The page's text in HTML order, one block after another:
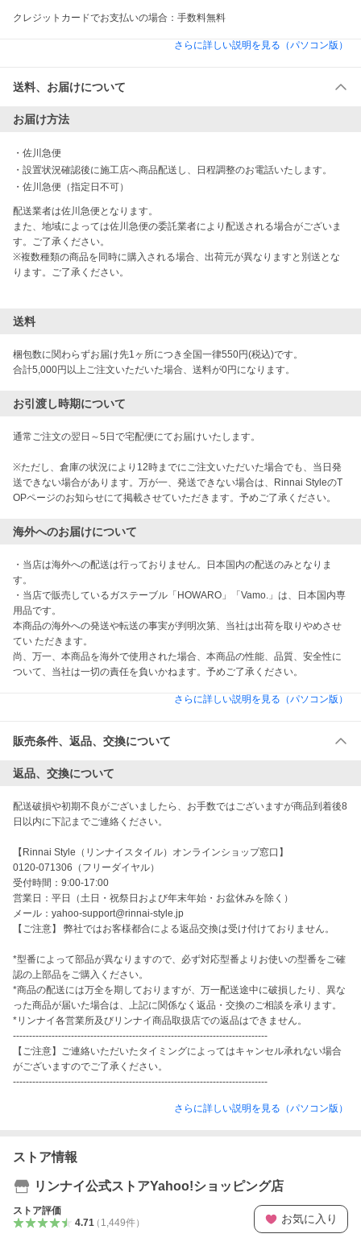
クレジットカードでお支払いの場合：手数料無料
さらに詳しい説明を見る（パソコン版）
送料、お届けについて
お届け方法
・ 佐川急便
・ 設置状況確認後に施工店へ商品配送し、日程調整のお電話いたします。
・ 佐川急便（指定日不可）
配送業者は佐川急便となります。
また、地域によっては佐川急便の委託業者により配送される場合がございま
す。ご了承ください。
※複数種類の商品を同時に購入される場合、出荷元が異なりますと別送とな
ります。ご了承ください。
送料
梱包数に関わらずお届け先1ヶ所につき全国一律550円(税込)です。
合計5,000円以上ご注文いただいた場合、送料が0円になります。
お引渡し時期について
通常ご注文の翌日～5日で宅配便にてお届けいたします。
※ただし、倉庫の状況により12時までにご注文いただいた場合でも、当日発
送できない場合があります。万が一、発送できない場合は、Rinnai StyleのT
OPページのお知らせにて掲載させていただきます。予めご了承ください。
海外へのお届けについて
・当店は海外への配送は行っておりません。日本国内の配送のみとなりま
す。
・当店で販売しているガステーブル「HOWARO」「Vamo.」は、日本国内専
用品です。
本商品の海外への発送や転送の事実が判明次第、当社は出荷を取りやめさせ
てい ただきます。
尚、万一、本商品を海外で使用された場合、本商品の性能、品質、安全性に
ついて、当社は一切の責任を負いかねます。予めご了承ください。
さらに詳しい説明を見る（パソコン版）
販売条件、返品、交換について
返品、交換について
配送破損や初期不良がございましたら、お手数ではございますが商品到着後8
日以内に下記までご連絡ください。
【Rinnai Style（リンナイスタイル）オンラインショップ窓口】
0120-071306（フリーダイヤル）
受付時間：9:00-17:00
営業日：平日（土日・祝祭日および年末年始・お盆休みを除く）
メール：yahoo-support@rinnai-style.jp
【ご注意】 弊社ではお客様都合による返品交換は受け付けておりません。
*型番によって部品が異なりますので、必ず対応型番よりお使いの型番をご確
認の上部品をご購入ください。
*商品の配送には万全を期しておりますが、万一配送途中に破損したり、異な
った商品が届いた場合は、上記に関係なく返品・交換のご相談を承ります。
*リンナイ各営業所及びリンナイ商品取扱店での返品はできません。
-------------------------------------------------------------------------------
【ご注意】ご連絡いただいたタイミングによってはキャンセル承れない場合
がございますのでご了承ください。
-------------------------------------------------------------------------------
さらに詳しい説明を見る（パソコン版）
ストア情報
リンナイ公式ストアYahoo!ショッピング店
ストア評価
4.71（ 1,449件） お気に入り